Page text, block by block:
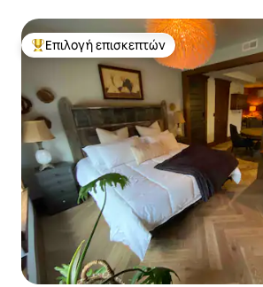
Κορυφαία επιλογή επισκεπτών
Επιλογή επισκεπτών